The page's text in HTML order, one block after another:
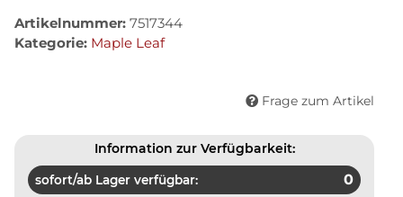
Artikelnummer: 7517344
Kategorie: Maple Leaf
Frage zum Artikel
Information zur Verfügbarkeit:
sofort/ab Lager verfügbar: 0